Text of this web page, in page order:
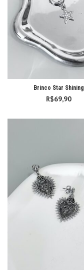
Brinco Star Shining
R$69,90